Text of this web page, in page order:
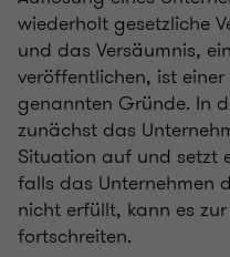
wiederholt gesetzliche
und das Versäumnis,
veröffentlichen, ist
genannten Gründe. In
zunächst das
Situation auf und setzt
falls das Unternehmen
nicht erfüllt, kann es
fortschreiten.